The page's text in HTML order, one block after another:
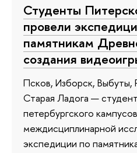
Студенты
провели
памятникам
создания
Псков, Изборск,
Старая Ладога —
петербургского
междисциплинарной
экспедиции по